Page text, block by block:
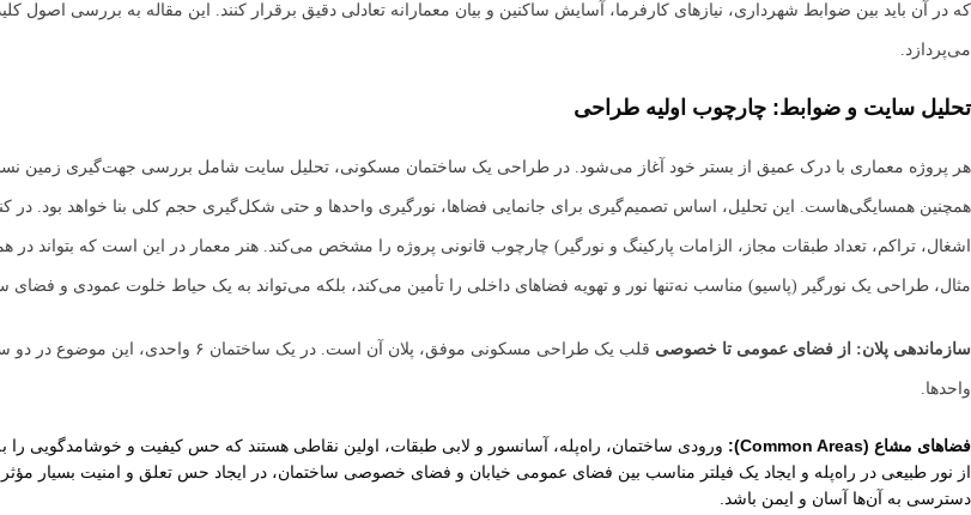
که در آن باید بین ضوابط شهرداری، نیازهای کارفرما، آسایش ساکنین و بیان معمارانه تعادلی دقیق برقرار کنند. این مقاله به بررسی اصول
می‌پردازد.
تحلیل سایت و ضوابط: چارچوب اولیه طراحی
هر پروژه معماری با درک عمیق از بستر خود آغاز می‌شود. در طراحی یک ساختمان مسکونی، تحلیل سایت شامل بررسی جهت‌گیری زمین
همچنین همسایگی‌هاست. این تحلیل، اساس تصمیم‌گیری برای جانمایی فضاها، نورگیری واحدها و حتی شکل‌گیری حجم کلی بنا خواهد بود.
اشغال، تراکم، تعداد طبقات مجاز، الزامات پارکینگ و نورگیر) چارچوب قانونی پروژه را مشخص می‌کند. هنر معمار در این است که بتواند در
مثال، طراحی یک نورگیر (پاسیو) مناسب نه‌تنها نور و تهویه فضاهای داخلی را تأمین می‌کند، بلکه می‌تواند به یک حیاط خلوت عمودی و
سازماندهی پلان: از فضای عمومی تا خصوصی قلب یک طراحی مسکونی موفق، پلان آن
واحدها.
فضاهای مشاع (Common Areas):
ورودی ساختمان، راه‌پله، آسانسور و لابی طبقات، اولین نقاطی هستند که حس کیفیت و خوشامدگویی
از نور طبیعی در راه‌پله و ایجاد یک فیلتر مناسب بین فضای عمومی خیابان و فضای خصوصی ساختمان، در ایجاد حس تعلق و امنیت بسیار مؤثر
دسترسی به آن‌ها آسان و ایمن باشد.